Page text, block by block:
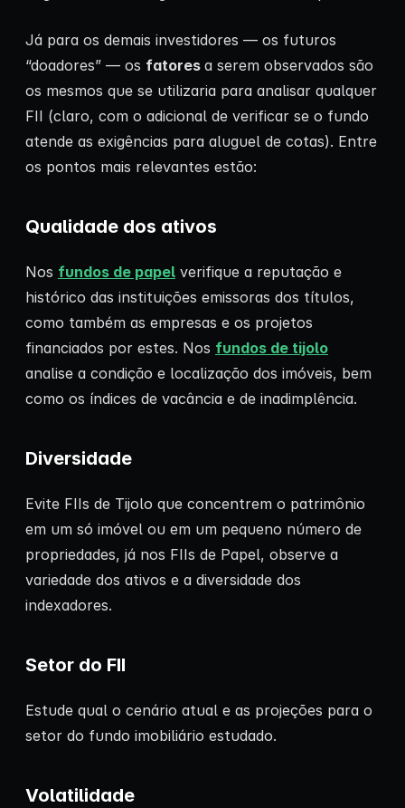
Já para os demais investidores — os futuros
“doadores” — os fatores a serem observados são
os mesmos que se utilizaria para analisar qualquer
FII (claro, com o adicional de verificar se o fundo
atende as exigências para aluguel de cotas). Entre
os pontos mais relevantes estão:
Qualidade dos ativos
Nos fundos de papel verifique a reputação e
histórico das instituições emissoras dos títulos,
como também as empresas e os projetos
financiados por estes. Nos fundos de tijolo
analise a condição e localização dos imóveis, bem
como os índices de vacância e de inadimplência.
Diversidade
Evite FIIs de Tijolo que concentrem o patrimônio
em um só imóvel ou em um pequeno número de
propriedades, já nos FIIs de Papel, observe a
variedade dos ativos e a diversidade dos
indexadores.
Setor do FII
Estude qual o cenário atual e as projeções para o
setor do fundo imobiliário estudado.
Volatilidade